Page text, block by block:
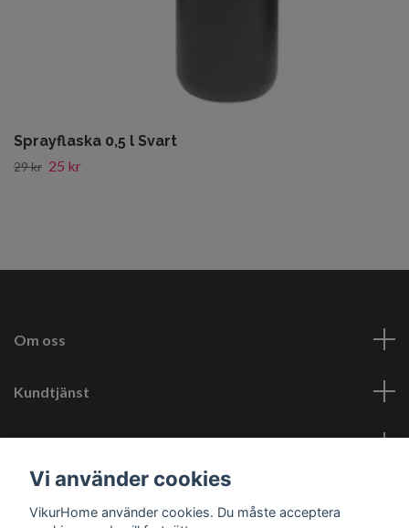
Sprayflaska 0,5 l Svart
29 kr 25 kr
Om oss
Kundtjänst
Läs mer
Vi använder cookies
VikurHome använder cookies. Du måste acceptera